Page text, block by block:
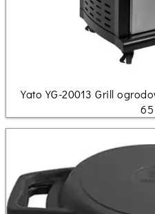
Yato YG-20013 Grill